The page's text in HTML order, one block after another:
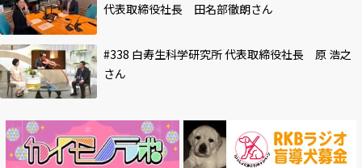
代表取締役社長 田名部徹朗さん
#338 白寿生科学研究所 代表取締役社長 原 浩之
さん